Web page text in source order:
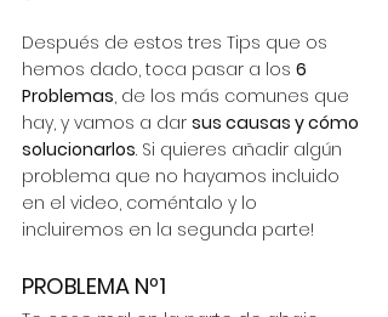
Después de estos tres Tips que os
hemos dado, toca pasar a los 6
Problemas, de los más comunes que
hay, y vamos a dar sus causas y cómo
solucionarlos. Si quieres añadir algún
problema que no hayamos incluido
en el video, coméntalo y lo
incluiremos en la segunda parte!
PROBLEMA Nº1